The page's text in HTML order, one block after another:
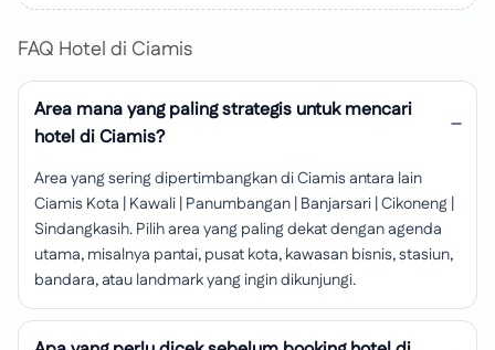
FAQ Hotel di Ciamis
Area mana yang paling strategis untuk mencari
hotel di Ciamis?
Area yang sering dipertimbangkan di Ciamis antara lain
Ciamis Kota | Kawali | Panumbangan | Banjarsari | Cikoneng |
Sindangkasih. Pilih area yang paling dekat dengan agenda
utama, misalnya pantai, pusat kota, kawasan bisnis, stasiun,
bandara, atau landmark yang ingin dikunjungi.